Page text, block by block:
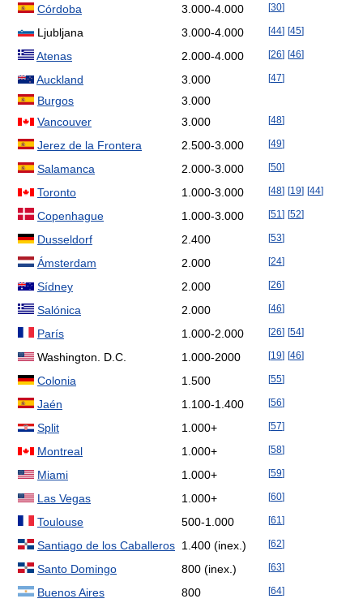
Córdoba 3.000-4.000 [30]
Ljubljana 3.000-4.000 [44] [45]
Atenas 2.000-4.000 [26] [46]
Auckland 3.000 [47]
Burgos
3.000
Vancouver
3.000 [48]
Jerez de la Frontera 2.500-3.000 [49]
Salamanca 2.000-3.000 [50]
Toronto 1.000-3.000 [48] [19] [44]
Copenhague 1.000-3.000 [51 ] [52]
Dusseldorf 2.400 [53]
Ámsterdam 2.000 [24]
Sídney 2.000 [26]
Salónica 2.000 [46]
París 1.000-2.000 [26] [54]
Washington. D.C. 1.000-2000 [19] [46]
Colonia 1.500 [55]
Jaén 1.100-1.400 [56]
Split 1.000+ [57]
Montreal 1.000+ [58]
Miami 1.000+ [59]
Las Vegas 1.000+ [60]
Toulouse 500-1.000 [61 ]
Santiago de los Caballeros 1.400 (inex.) [62]
Santo Domingo 800 (inex.) [63]
Buenos Aires 800 [64]